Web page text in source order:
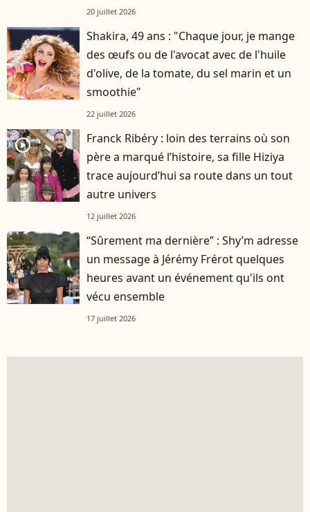
20 juillet 2026
Shakira, 49 ans : "Chaque jour, je mange
des œufs ou de l'avocat avec de l'huile
d'olive, de la tomate, du sel marin et un
smoothie"
22 juillet 2026
player2
Franck Ribéry : loin des terrains où son
père a marqué l’histoire, sa fille Hiziya
trace aujourd’hui sa route dans un tout
autre univers
12 juillet 2026
“Sûrement ma dernière” : Shy’m adresse
un message à Jérémy Frérot quelques
heures avant un événement qu'ils ont
vécu ensemble
17 juillet 2026